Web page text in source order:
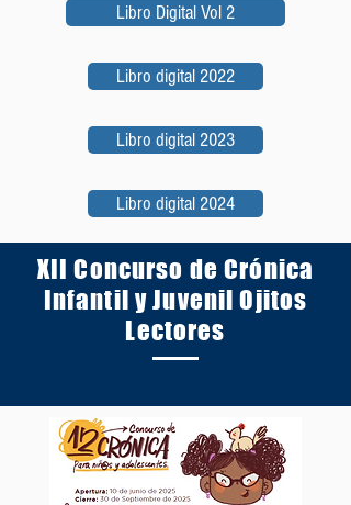
Libro Digital Vol 2
Libro digital 2022
Libro digital 2023
Libro digital 2024
XII Concurso de Crónica
Infantil y Juvenil Ojitos
Lectores